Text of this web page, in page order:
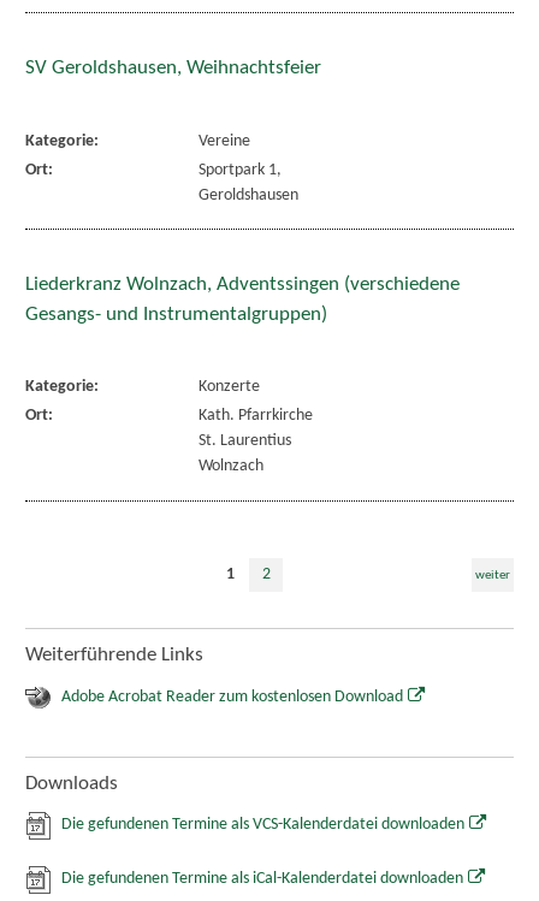
SV Geroldshausen, Weihnachtsfeier
Kategorie:
Vereine
Ort:
Sportpark 1,
Geroldshausen
Liederkranz Wolnzach, Adventssingen (verschiedene
Gesangs- und Instrumentalgruppen)
Kategorie:
Konzerte
Ort:
Kath. Pfarrkirche
St. Laurentius
Wolnzach
1 2 weiter
Weiterführende Links
Adobe Acrobat Reader zum kostenlosen Download
Downloads
Die gefundenen Termine als VCS-Kalenderdatei downloaden
Die gefundenen Termine als iCal-Kalenderdatei downloaden